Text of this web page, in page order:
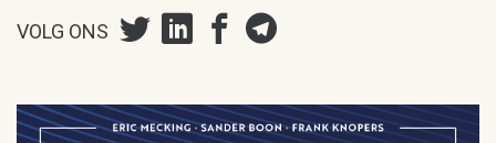
VOLG ONS